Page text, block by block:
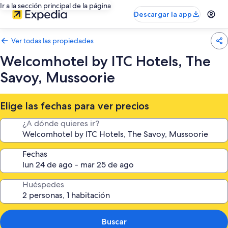
Ir a la sección principal de la página
Descargar la app
Ver todas las propiedades
Welcomhotel by ITC Hotels, The
Savoy, Mussoorie
Elige las fechas para ver precios
¿A dónde quieres ir?
Fechas
Huéspedes
Buscar